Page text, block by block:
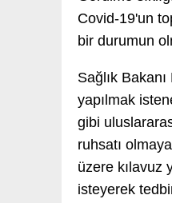
Covid-19'un
bir durumun
Sağlık
yapılmak
gibi
ruhsatı
üzere kılavuz
isteyerek